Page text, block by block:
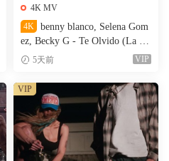
4K MV
4K
benny blanco, Selena Gom
ez, Becky G - Te Olvido (La L
a)（MKV-327M）
5天前 VIP
VIP